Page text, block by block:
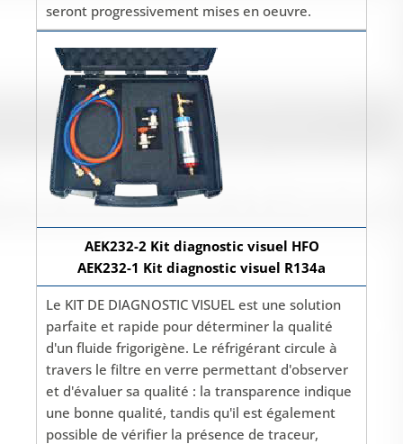
seront progressivement mises en oeuvre.
AEK232-2 Kit diagnostic visuel HFO
AEK232-1 Kit diagnostic visuel R134a
Le KIT DE DIAGNOSTIC VISUEL est une solution
parfaite et rapide pour déterminer la qualité
d'un fluide frigorigène. Le réfrigérant circule à
travers le filtre en verre permettant d'observer
et d'évaluer sa qualité : la transparence indique
une bonne qualité, tandis qu'il est également
possible de vérifier la présence de traceur,